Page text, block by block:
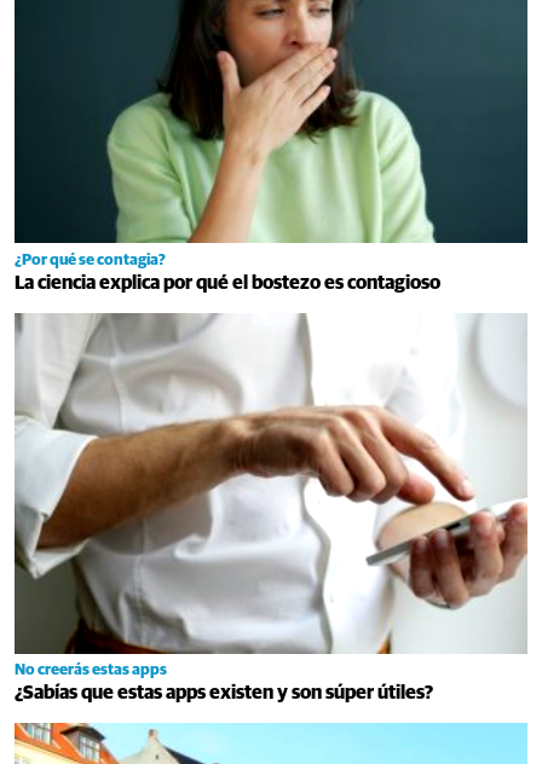
¿Por qué se contagia?
La ciencia explica por qué el bostezo es contagioso
No creerás estas apps
¿Sabías que estas apps existen y son súper útiles?